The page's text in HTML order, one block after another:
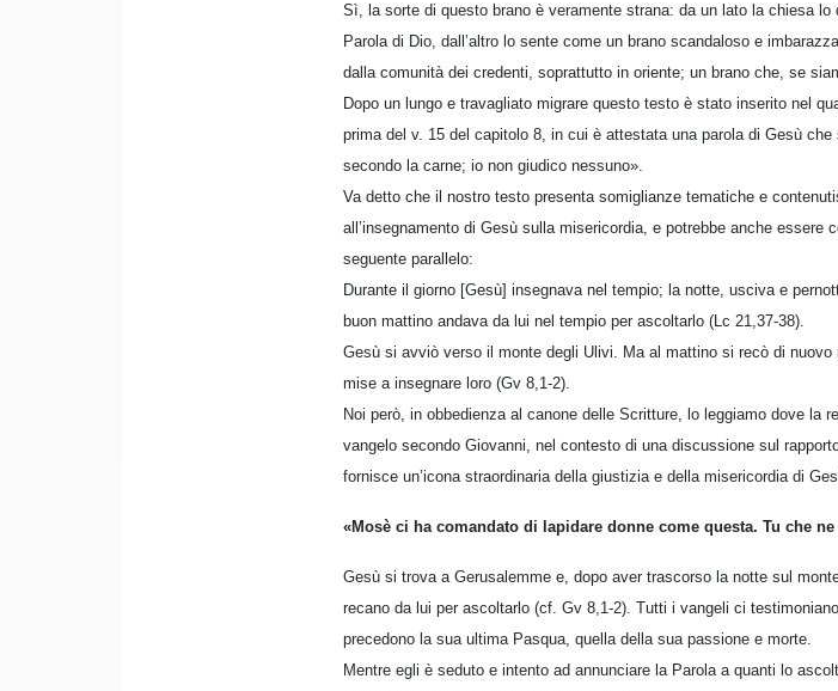
Sì, la sorte di questo brano è veramente strana: da un lato la chiesa
Parola di Dio, dall’altro lo sente come un brano scandaloso e
dalla comunità dei credenti, soprattutto in oriente; un brano che, se
Dopo un lungo e travagliato migrare questo testo è stato inserito nel
prima del v. 15 del capitolo 8, in cui è attestata una parola di Gesù
secondo la carne; io non giudico nessuno».
Va detto che il nostro testo presenta somiglianze tematiche e
all’insegnamento di Gesù sulla misericordia, e potrebbe anche essere
seguente parallelo:
Durante il giorno [Gesù] insegnava nel tempio; la notte, usciva e
buon mattino andava da lui nel tempio per ascoltarlo (Lc 21,37-38).
Gesù si avviò verso il monte degli Ulivi. Ma al mattino si recò di
mise a insegnare loro (Gv 8,1-2).
Noi però, in obbedienza al canone delle Scritture, lo leggiamo dove la
vangelo secondo Giovanni, nel contesto di una discussione sul
fornisce un’icona straordinaria della giustizia e della misericordia di
«Mosè ci ha comandato di lapidare donne come questa. Tu che
Gesù si trova a Gerusalemme e, dopo aver trascorso la notte sul
recano da lui per ascoltarlo (cf. Gv 8,1-2). Tutti i vangeli ci
precedono la sua ultima Pasqua, quella della sua passione e morte.
Mentre egli è seduto e intento ad annunciare la Parola a quanti lo